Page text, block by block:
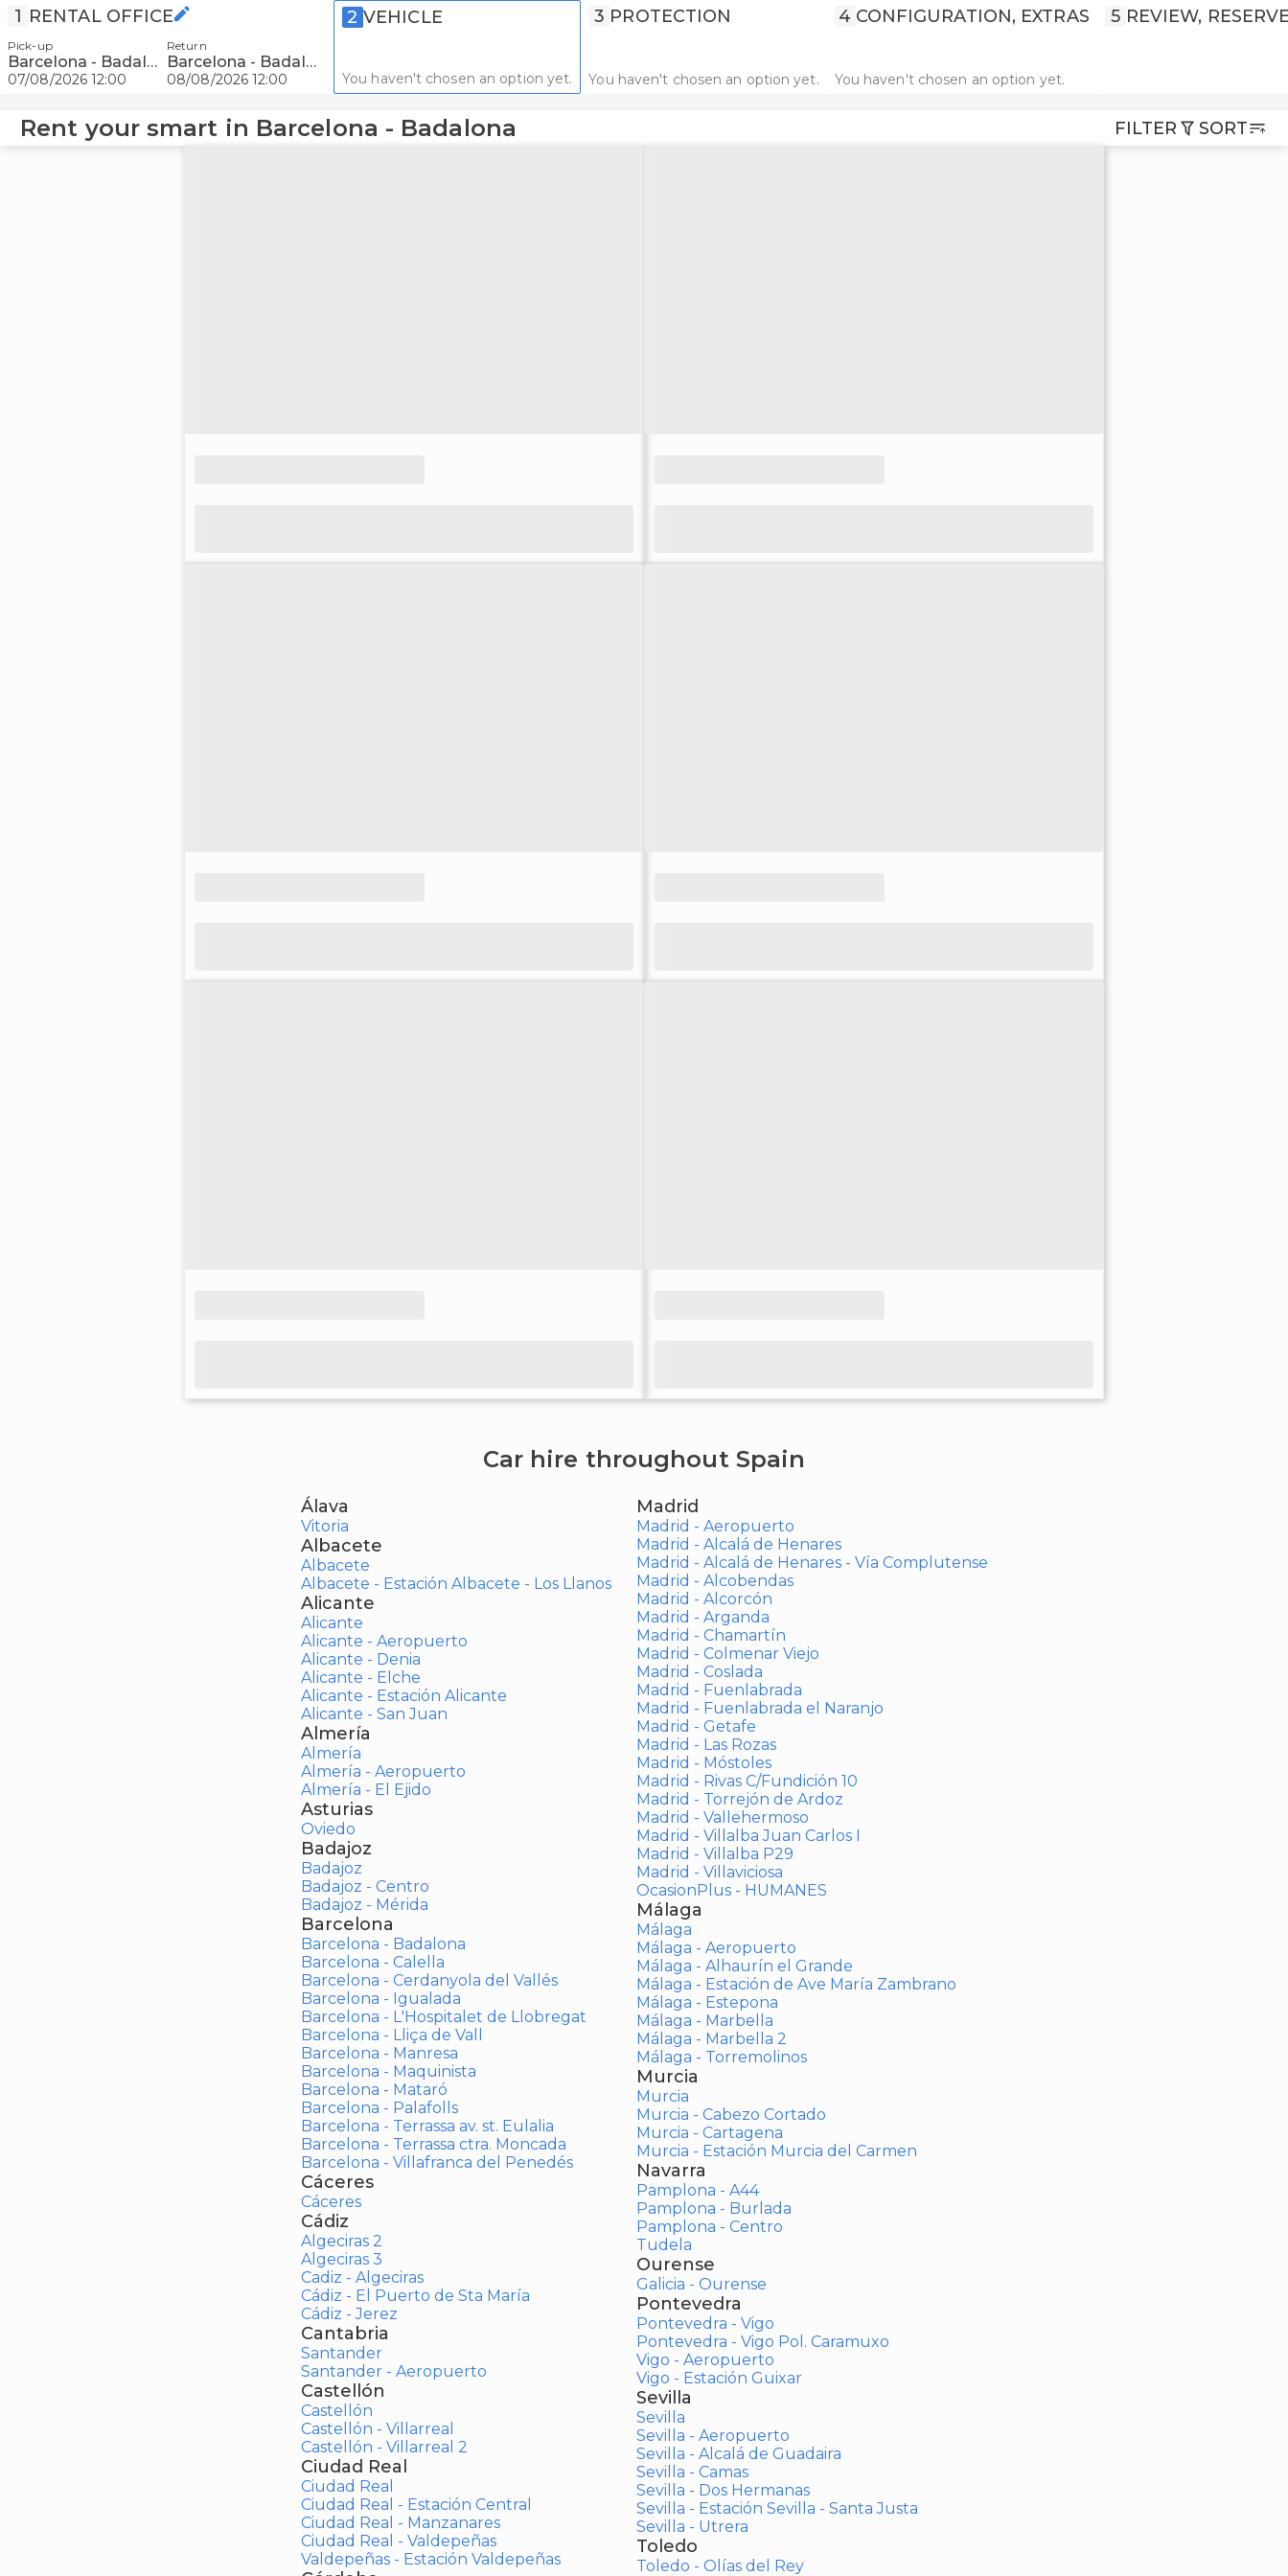
1 RENTAL OFFICE
Pick-up
Barcelona - Badalona
07/08/2026 12:00
Return
Barcelona - Badalona
08/08/2026 12:00
2 VEHICLE
You haven't chosen an option yet.
3 PROTECTION
You haven't chosen an option yet.
4 CONFIGURATION, EXTRAS
You haven't chosen an option yet.
5 REVIEW,
Rent your smart in Barcelona - Badalona FILTER SORT
Car hire throughout Spain
Álava
Vitoria
Albacete
Albacete
Albacete - Estación Albacete - Los Llanos
Alicante
Alicante
Alicante - Aeropuerto
Alicante - Denia
Alicante - Elche
Alicante - Estación Alicante
Alicante - San Juan
Almería
Almería
Almería - Aeropuerto
Almería - El Ejido
Asturias
Oviedo
Badajoz
Badajoz
Badajoz - Centro
Badajoz - Mérida
Barcelona
Barcelona - Badalona
Barcelona - Calella
Barcelona - Cerdanyola del Vallés
Barcelona - Igualada
Barcelona - L'Hospitalet de Llobregat
Barcelona - Lliça de Vall
Barcelona - Manresa
Barcelona - Maquinista
Barcelona - Mataró
Barcelona - Palafolls
Barcelona - Terrassa av. st. Eulalia
Barcelona - Terrassa ctra. Moncada
Barcelona - Villafranca del Penedés
Cáceres
Cáceres
Cádiz
Algeciras 2
Algeciras 3
Cadiz - Algeciras
Cádiz - El Puerto de Sta María
Cádiz - Jerez
Cantabria
Santander
Santander - Aeropuerto
Castellón
Castellón
Castellón - Villarreal
Castellón - Villarreal 2
Ciudad Real
Ciudad Real
Ciudad Real - Estación Central
Ciudad Real - Manzanares
Ciudad Real - Valdepeñas
Valdepeñas - Estación Valdepeñas
Madrid
Madrid - Aeropuerto
Madrid - Alcalá de Henares
Madrid - Alcalá de Henares - Vía Complutense
Madrid - Alcobendas
Madrid - Alcorcón
Madrid - Arganda
Madrid - Chamartín
Madrid - Colmenar Viejo
Madrid - Coslada
Madrid - Fuenlabrada
Madrid - Fuenlabrada el Naranjo
Madrid - Getafe
Madrid - Las Rozas
Madrid - Móstoles
Madrid - Rivas C/Fundición 10
Madrid - Torrejón de Ardoz
Madrid - Vallehermoso
Madrid - Villalba Juan Carlos I
Madrid - Villalba P29
Madrid - Villaviciosa
OcasionPlus - HUMANES
Málaga
Málaga
Málaga - Aeropuerto
Málaga - Alhaurín el Grande
Málaga - Estación de Ave María Zambrano
Málaga - Estepona
Málaga - Marbella
Málaga - Marbella 2
Málaga - Torremolinos
Murcia
Murcia
Murcia - Cabezo Cortado
Murcia - Cartagena
Murcia - Estación Murcia del Carmen
Navarra
Pamplona - A44
Pamplona - Burlada
Pamplona - Centro
Tudela
Ourense
Galicia - Ourense
Pontevedra
Pontevedra - Vigo
Pontevedra - Vigo Pol. Caramuxo
Vigo - Aeropuerto
Vigo - Estación Guixar
Sevilla
Sevilla
Sevilla - Aeropuerto
Sevilla - Alcalá de Guadaira
Sevilla - Camas
Sevilla - Dos Hermanas
Sevilla - Estación Sevilla - Santa Justa
Sevilla - Utrera
Toledo
Toledo - Olías del Rey